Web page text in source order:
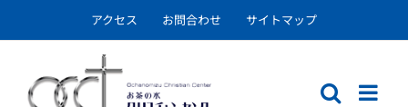
to
アクセス お問合わせ サイトマップ